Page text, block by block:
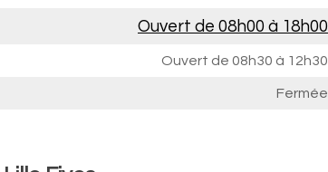
Ouvert de 08h00 à 18h00
Ouvert de 08h30 à 12h30
Fermée